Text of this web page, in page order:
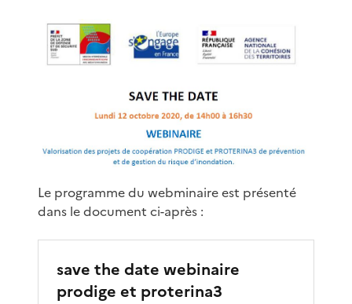
Le programme du webminaire est présenté
dans le document ci-après :
save the date webinaire
prodige et proterina3